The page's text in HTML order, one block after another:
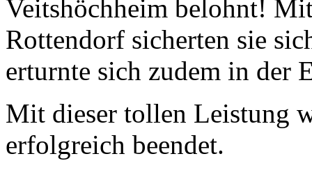
Veitshöchheim belohnt!
Rottendorf sicherten sie
erturnte sich zudem in der
Mit dieser tollen Leistung
erfolgreich beendet.